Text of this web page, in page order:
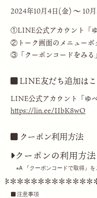
2024年10月4日(金) ～ 10
①LINE公式アカウント「
②トーク画面のメニューボ
③「クーポンコードをみる
LINE友だち追加はこ
LINE公式アカウント「ゆ
https://lin.ee/IIbK8wO
クーポン利用方法
クーポンの利用方
※A 『クーポンコードで取得』を
注意事項